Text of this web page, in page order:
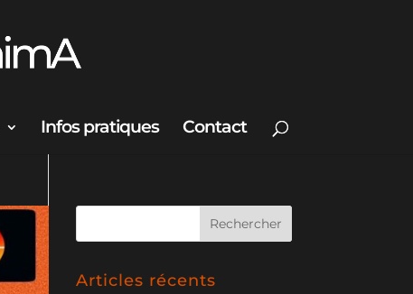
Infos pratiques Contact
Articles récents